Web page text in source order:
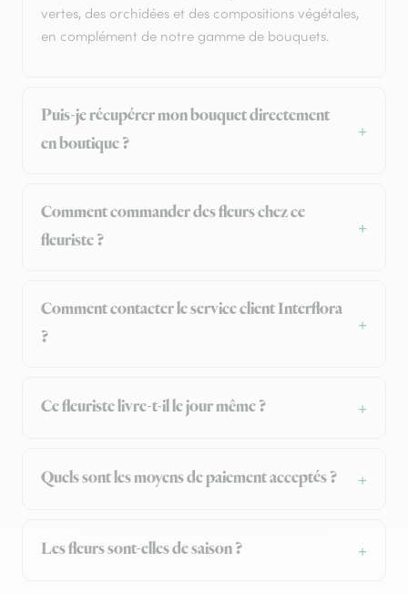
vertes, des orchidées et des compositions végétales,
en complément de notre gamme de bouquets.
Puis-je récupérer mon bouquet directement
en boutique ?
Comment commander des fleurs chez ce
fleuriste ?
Comment contacter le service client Interflora
?
Ce fleuriste livre-t-il le jour même ?
Quels sont les moyens de paiement acceptés ?
Les fleurs sont-elles de saison ?